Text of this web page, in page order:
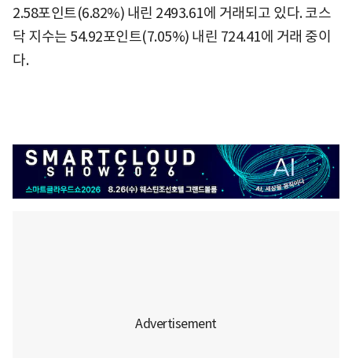
2.58포인트(6.82%) 내린 2493.61에 거래되고 있다. 코스
닥 지수는 54.92포인트(7.05%) 내린 724.41에 거래 중이
다.